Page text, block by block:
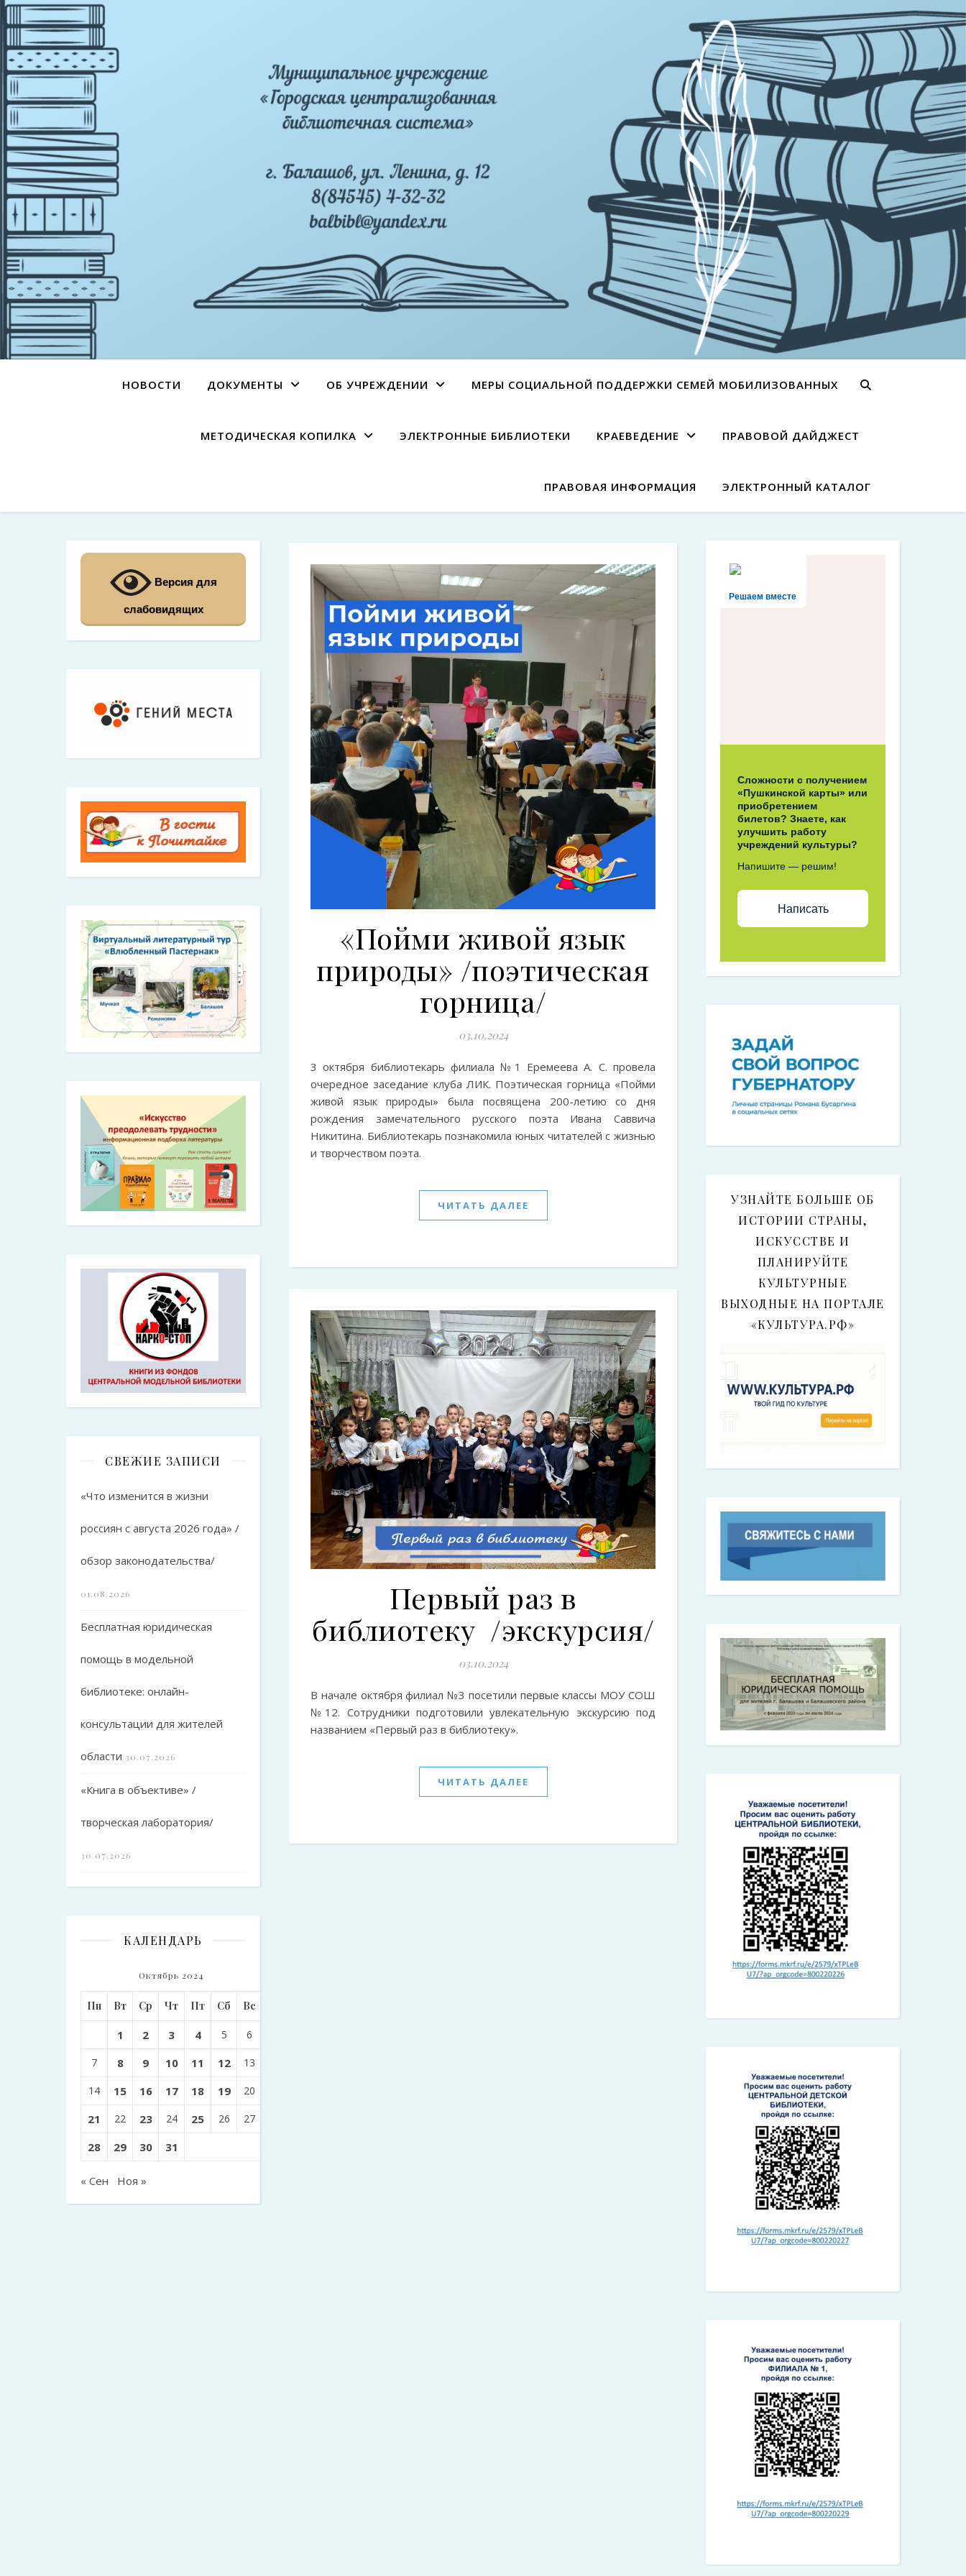
НОВОСТИ ДОКУМЕНТЫ ОБ УЧРЕЖДЕНИИ МЕРЫ СОЦИАЛЬНОЙ ПОДДЕРЖКИ СЕМЕЙ МОБИЛИЗОВАННЫХ
МЕТОДИЧЕСКАЯ КОПИЛКА ЭЛЕКТРОННЫЕ БИБЛИОТЕКИ КРАЕВЕДЕНИЕ ПРАВОВОЙ ДАЙДЖЕСТ
ПРАВОВАЯ ИНФОРМАЦИЯ ЭЛЕКТРОННЫЙ КАТАЛОГ
Версия для
слабовидящих
СВЕЖИЕ ЗАПИСИ
«Что изменится в жизни
россиян с августа 2026 года» /
обзор законодательства/
01.08.2026
Бесплатная юридическая
помощь в модельной
библиотеке: онлайн-
консультации для жителей
области 30.07.2026
«Книга в объективе» /
творческая лаборатория/
30.07.2026
КАЛЕНДАРЬ
Октябрь 2024
Пн Вт Ср Чт Пт Сб Вс
1 2 3 4 5 6
7 8 9 10 11 12 13
14 15 16 17 18 19 20
21 22 23 24 25 26 27
28 29 30 31
« Сен Ноя »
«Пойми живой язык
природы» /поэтическая
горница/
03.10.2024
3 октября библиотекарь филиала №1 Еремеева А. С. провела
очередное заседание клуба ЛИК. Поэтическая горница «Пойми
живой язык природы» была посвящена 200-летию со дня
рождения замечательного русского поэта Ивана Саввича
Никитина. Библиотекарь познакомила юных читателей с жизнью
и творчеством поэта.
ЧИТАТЬ ДАЛЕЕ
Первый раз в
библиотеку /экскурсия/
03.10.2024
В начале октября филиал №3 посетили первые классы МОУ СОШ
№12. Сотрудники подготовили увлекательную экскурсию под
названием «Первый раз в библиотеку».
ЧИТАТЬ ДАЛЕЕ
Решаем вместе
Сложности с получением
«Пушкинской карты» или
приобретением
билетов? Знаете, как
улучшить работу
учреждений культуры?
Напишите — решим!
Написать
УЗНАЙТЕ БОЛЬШЕ ОБ
ИСТОРИИ СТРАНЫ,
ИСКУССТВЕ И
ПЛАНИРУЙТЕ
КУЛЬТУРНЫЕ
ВЫХОДНЫЕ НА ПОРТАЛЕ
«КУЛЬТУРА.РФ»